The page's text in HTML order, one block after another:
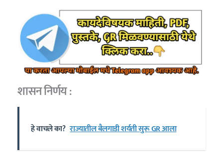
शासन निर्णय :
हे वाचले का? राज्यातील बैलगाडी शर्यती सुरू GR आला